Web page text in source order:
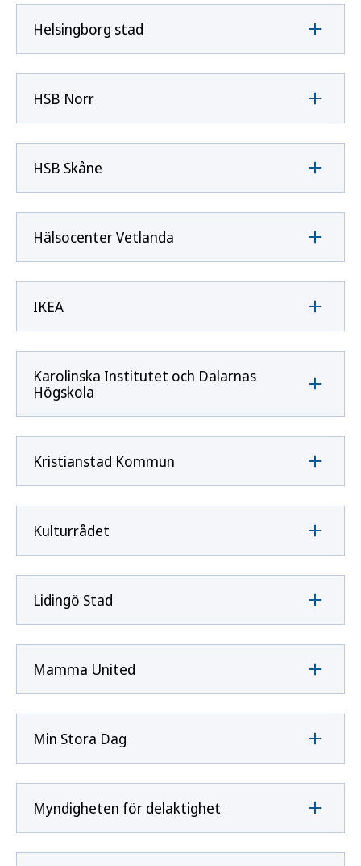
Helsingborg stad
HSB Norr
HSB Skåne
Hälsocenter Vetlanda
IKEA
Karolinska Institutet och Dalarnas
Högskola
Kristianstad Kommun
Kulturrådet
Lidingö Stad
Mamma United
Min Stora Dag
Myndigheten för delaktighet